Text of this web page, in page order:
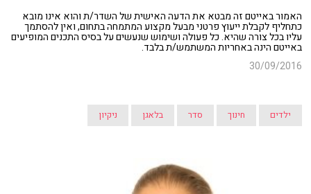
האמור באייטם זה מבטא את הדעה האישית של השדר/ת והוא אינו מובא
כתחליף לקבלת ייעוץ פרטני מבעל מקצוע המתמחה בתחום, ואין להסתמך
עליו בכל צורה שהיא. כל פעולה ושימוש שנעשים על בסיס התכנים המופיעים
באייטם הינה באחריות המשתמש/ת בלבד.
30/09/2016
ילדים חינוך סדר בלאגן ניקיון